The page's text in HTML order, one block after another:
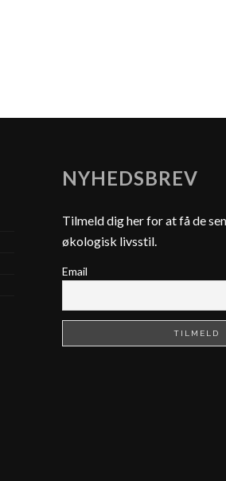
NYHEDSBREV
Tilmeld dig her for at få de
økologisk livsstil.
Email